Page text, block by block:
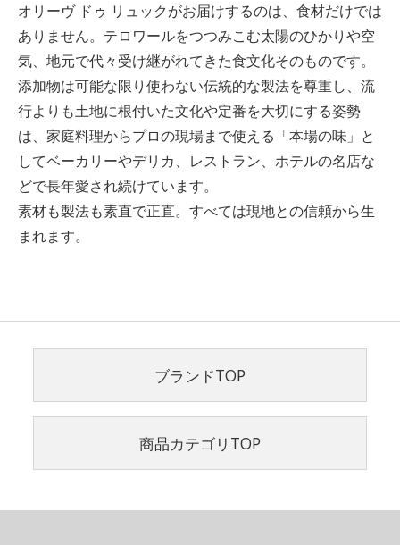
オリーヴ ドゥ リュックがお届けするのは、食材だけでは
ありません。テロワールをつつみこむ太陽のひかりや空
気、地元で代々受け継がれてきた食文化そのものです。
添加物は可能な限り使わない伝統的な製法を尊重し、流
行よりも土地に根付いた文化や定番を大切にする姿勢
は、家庭料理からプロの現場まで使える「本場の味」と
してベーカリーやデリカ、レストラン、ホテルの名店な
どで長年愛され続けています。
素材も製法も素直で正直。すべては現地との信頼から生
まれます。
ブランドTOP
商品カテゴリTOP